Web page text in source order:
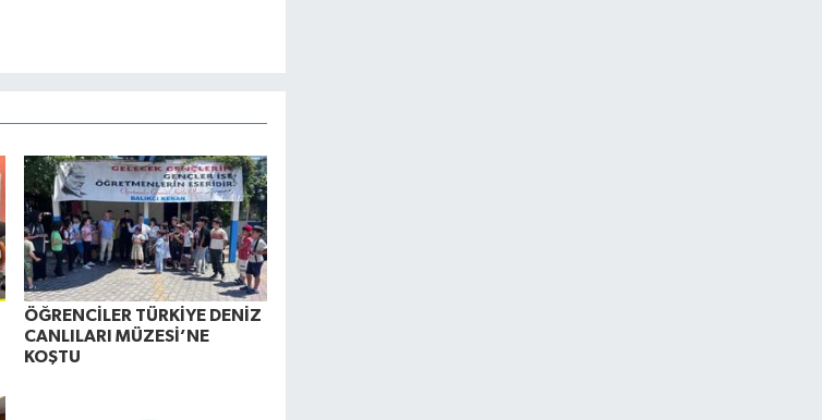
ÖĞRENCİLER TÜRKİYE DENİZ
CANLILARI MÜZESİ’NE
KOŞTU